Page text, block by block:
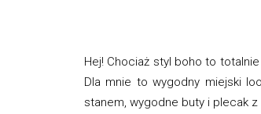
Hej! Chociaż styl boho to
Dla mnie to wygodny miejski
stanem, wygodne buty i plecak